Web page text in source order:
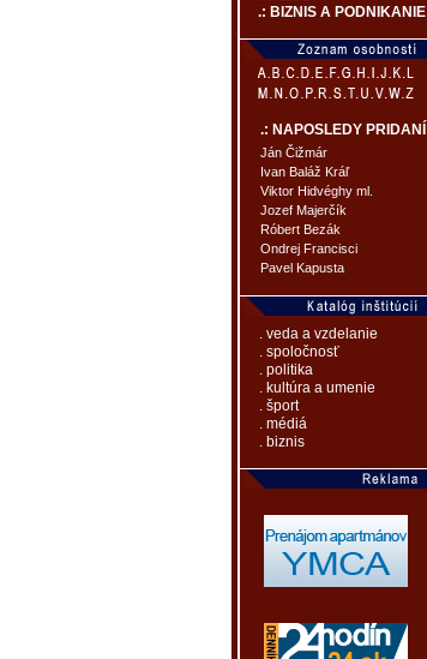
.: BIZNIS A PODNIKANIE
.: NAPOSLEDY PRIDANÍ
Ján Čižmár
Ivan Baláž Kráľ
Viktor Hidvéghy ml.
Jozef Majerčík
Róbert Bezák
Ondrej Francisci
Pavel Kapusta
. veda a vzdelanie
. spoločnosť
. politika
. kultúra a umenie
. šport
. médiá
. biznis